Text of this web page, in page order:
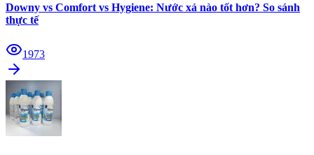
Downy vs Comfort vs Hygiene: Nước xả nào tốt hơn? So sánh
thực tế
1973